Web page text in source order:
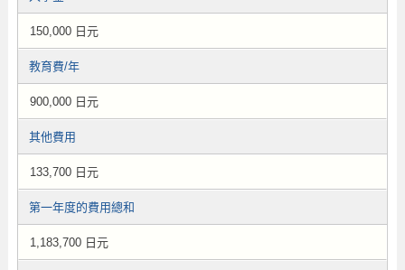
150,000 日元
教育費/年
900,000 日元
其他費用
133,700 日元
第一年度的費用總和
1,183,700 日元